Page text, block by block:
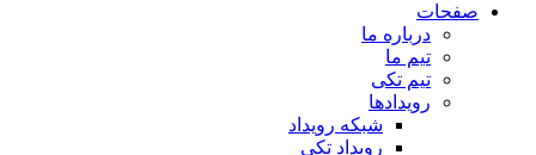
صفحات
درباره ما
تیم ما
تیم تکی
رویدادها
شبکه رویداد
رویداد تکی